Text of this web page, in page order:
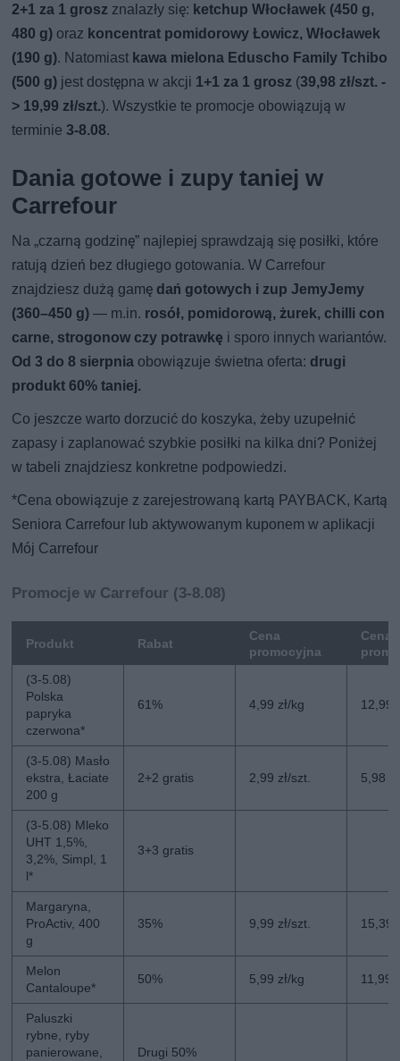
2+1 za 1 grosz znalazły się: ketchup Włocławek (450 g,
480 g) oraz koncentrat pomidorowy Łowicz, Włocławek
(190 g). Natomiast kawa mielona Eduscho Family Tchibo
(500 g) jest dostępna w akcji 1+1 za 1 grosz (39,98 zł/szt. -
> 19,99 zł/szt.). Wszystkie te promocje obowiązują w
terminie3-8.08.
Dania gotowe i zupy taniej w
Carrefour
Na „czarną godzinę” najlepiej sprawdzają się posiłki, które
ratują dzień bez długiego gotowania. W Carrefour
znajdziesz dużą gamę dań gotowych i zup JemyJemy
(360–450 g) — m.in. rosół, pomidorową, żurek, chilli con
carne, strogonow czy potrawkę i sporo innych wariantów.
Od 3 do 8 sierpnia obowiązuje świetna oferta: drugi
produkt 60% taniej.
Co jeszcze warto dorzucić do koszyka, żeby uzupełnić
zapasy i zaplanować szybkie posiłki na kilka dni? Poniżej
w tabeli znajdziesz konkretne podpowiedzi.
*Cena obowiązuje z zarejestrowaną kartą PAYBACK, Kartą
Seniora Carrefour lub aktywowanym kuponem w aplikacji
Mój Carrefour
Promocje w Carrefour (3-8.08)
Produkt Rabat
Cena
promocyjna
Cena
(3-5.08)
Polska
papryka
czerwona*
61% 4,99 zł/kg 12,99
(3-5.08) Masło
ekstra, Łaciate
200 g
2+2 gratis 2,99 zł/szt. 5,98
(3-5.08) Mleko
UHT 1,5%,
3,2%, Simpl, 1
l*
3+3 gratis
Margaryna,
ProActiv, 400
g
35% 9,99 zł/szt. 15,39
Melon
Cantaloupe*
50% 5,99 zł/kg 11,99
Paluszki
rybne, ryby
panierowane,
Drugi 50%